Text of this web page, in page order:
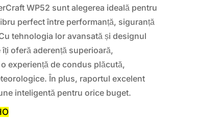
WP52 sunt alegerea ideală pentru
perfect între performanță, siguranță
tehnologia lor avansată și designul
oferă aderență superioară,
experiență de condus plăcută,
În plus, raportul excelent
inteligentă pentru orice buget.